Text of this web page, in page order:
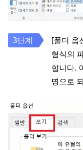
[폴더 옵
형식의
합니다.
명으로